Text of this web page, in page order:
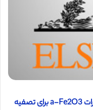
دانلود رایگان ترجمه مقاله سنتز سبز نانوذرات a-Fe2O3 برای تصفیه